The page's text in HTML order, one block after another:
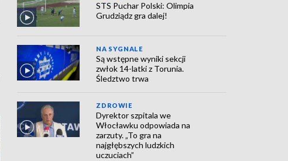
STS Puchar Polski: Olimpia
Grudziądz gra dalej!
NA SYGNALE
Są wstępne wyniki sekcji
zwłok 14-latki z Torunia.
Śledztwo trwa
ZDROWIE
Dyrektor szpitala we
Włocławku odpowiada na
zarzuty. „To gra na
najgłębszych ludzkich
uczuciach”